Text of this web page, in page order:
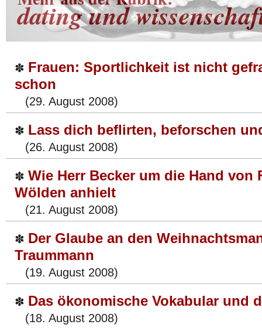
dating und
✽ Frauen: Sportlichkeit ist nicht
schon
(29. August 2008)
✽ Lass dich beflirten, beforschen
(26. August 2008)
✽ Wie Herr Becker um die Hand von
Wölden anhielt
(21. August 2008)
✽ Der Glaube an den
Traummann
(19. August 2008)
✽ Das ökonomische Vokabular und
(18. August 2008)